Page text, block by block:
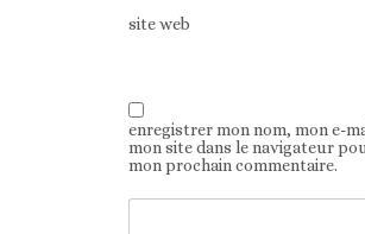
site web
enregistrer mon nom, mon e-
mon site dans le navigateur
mon prochain commentaire.